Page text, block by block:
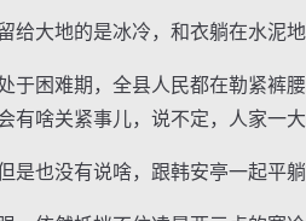
大地的是冰冷，和衣躺在水泥地
困难期，全县人民都在勒紧裤
有啥关紧事儿，说不定，人家一
也没有说啥，跟韩安亭一起平躺